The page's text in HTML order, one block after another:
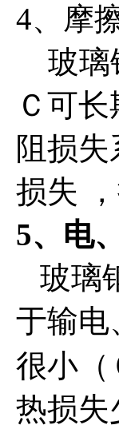
4、摩
玻璃
Ｃ可
阻损
损失
5、电
玻璃
于输电
很小（
热损失